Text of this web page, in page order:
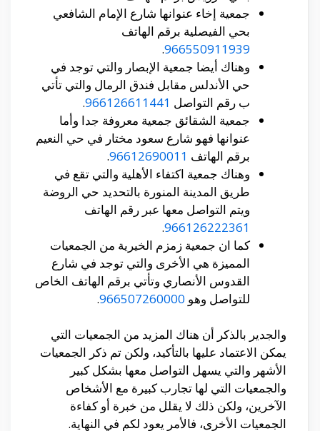
جمعية إخاء عنوانها شارع الإمام الشافعي
بحي الفيصلية برقم الهاتف
966550911939
.
وهناك أيضا جمعية الإبصار والتي توجد في
حي الأندلس مقابل فندق الرمال والتي تأتي
ب رقم التواصل 966126611441
.
جمعية الشقائق جمعية معروفة جدا وأما
عنوانها فهو شارع سعود مختار في حي النعيم
برقم الهاتف 96612690011
.
وهناك جمعية اكتفاء الأهلية والتي تقع في
طريق المدينة المنورة بالتحديد حي الروضة
ويتم التواصل معها عبر رقم الهاتف
966126222361
.
كما ان جمعية زمزم الخيرية من الجمعيات
المميزة هي الأخرى والتي توجد في شارع
القدوس الأنصاري وتأتي برقم الهاتف الخاص
للتواصل وهو 966507260000
.
والجدير بالذكر أن هناك المزيد من الجمعيات التي
يمكن الاعتماد عليها بالتأكيد، ولكن تم ذكر الجمعيات
الأشهر والتي يسهل التواصل معها بشكل كبير
والجمعيات التي لها تجارب كبيرة مع الأشخاص
الآخرين، ولكن ذلك لا يقلل من خبرة أو كفاءة
الجمعيات الأخرى، فالأمر يعود لكم في النهاية.